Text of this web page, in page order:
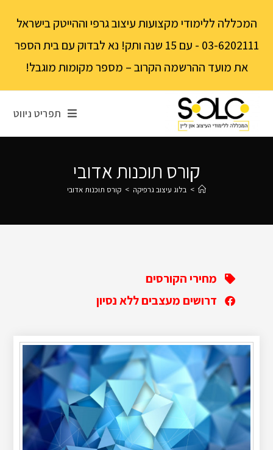
המכללה ללימודי מקצועות עיצוב גרפי וההייטק בישראל
03-6202111 - עם 15 שנה ותק! נא לבדוק עם בית הספר
את מועד ההרשמה הקרוב – מספר מקומות מוגבל!
תפריט ניווט
קורס תוכנות אדובי
> בלוג עיצוב גרפיקה > קורס תוכנות אדובי
מחירי הקורסים
דרושים מעצבים ללא נסיון